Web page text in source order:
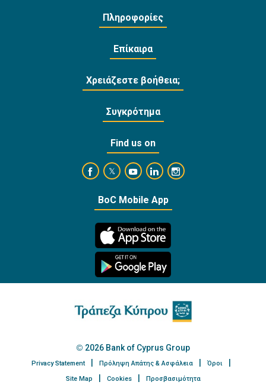
Πληροφορίες
Επίκαιρα
Χρειάζεστε βοήθεια;
Συγκρότημα
Find us on
https://www.facebook.com/
https://twitter.com/bankofcyprus_
https://www.youtube.com/user/
https://www.linkedin.com/
https://
BoC Mobile App
2026 Bank of Cyprus Group
Privacy Statement Πρόληψη Απάτης & Ασφάλεια
Όροι
Site Map
Cookies Προσβασιμότητα